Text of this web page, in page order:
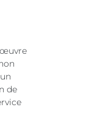
œuvre
de